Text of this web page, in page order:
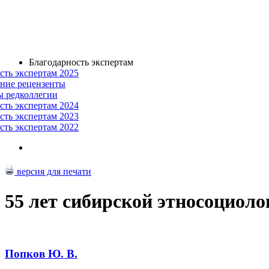
Благодарность экспертам
экспертам 2025
рецензенты
редколлегии
экспертам 2024
экспертам 2023
экспертам 2022
версия для печати
55 лет сибирской
Попков Ю. В.